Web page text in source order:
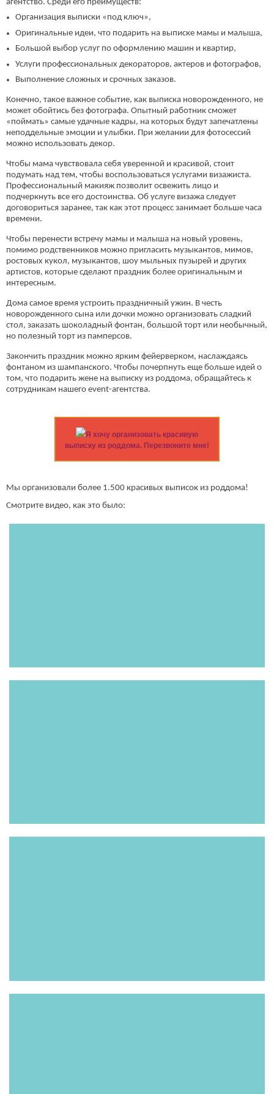
агентство. Среди его преимуществ:
Организация выписки «под ключ»,
Оригинальные идеи, что подарить на выписке мамы и малыша,
Большой выбор услуг по оформлению машин и квартир,
Услуги профессиональных декораторов, актеров и фотографов,
Выполнение сложных и срочных заказов.
Конечно, такое важное событие, как выписка новорожденного, не
может обойтись без фотографа. Опытный работник сможет
«поймать» самые удачные кадры, на которых будут запечатлены
неподдельные эмоции и улыбки. При желании для фотосессий
можно использовать декор.
Чтобы мама чувствовала себя уверенной и красивой, стоит
подумать над тем, чтобы воспользоваться услугами визажиста.
Профессиональный макияж позволит освежить лицо и
подчеркнуть все его достоинства. Об услуге визажа следует
договориться заранее, так как этот процесс занимает больше часа
времени.
Чтобы перенести встречу мамы и малыша на новый уровень,
помимо родственников можно пригласить музыкантов, мимов,
ростовых кукол, музыкантов, шоу мыльных пузырей и других
артистов, которые сделают праздник более оригинальным и
интересным.
Дома самое время устроить праздничный ужин. В честь
новорожденного сына или дочки можно организовать сладкий
стол, заказать шоколадный фонтан, большой торт или необычный,
но полезный торт из памперсов.
Закончить праздник можно ярким фейерверком, наслаждаясь
фонтаном из шампанского. Чтобы почерпнуть еще больше идей о
том, что подарить жене на выписку из роддома, обращайтесь к
сотрудникам нашего event-агентства.
Я хочу организовать красивую
выписку из роддома. Перезвоните мне!
Мы организовали более 1.500 красивых выписок из роддома!
Смотрите видео, как это было: